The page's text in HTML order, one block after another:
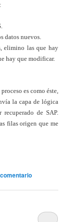
datos nuevos.
elimino las que hay
hay que modificar.
es como éste,
la capa de lógica
de SAP.
filas origen que me